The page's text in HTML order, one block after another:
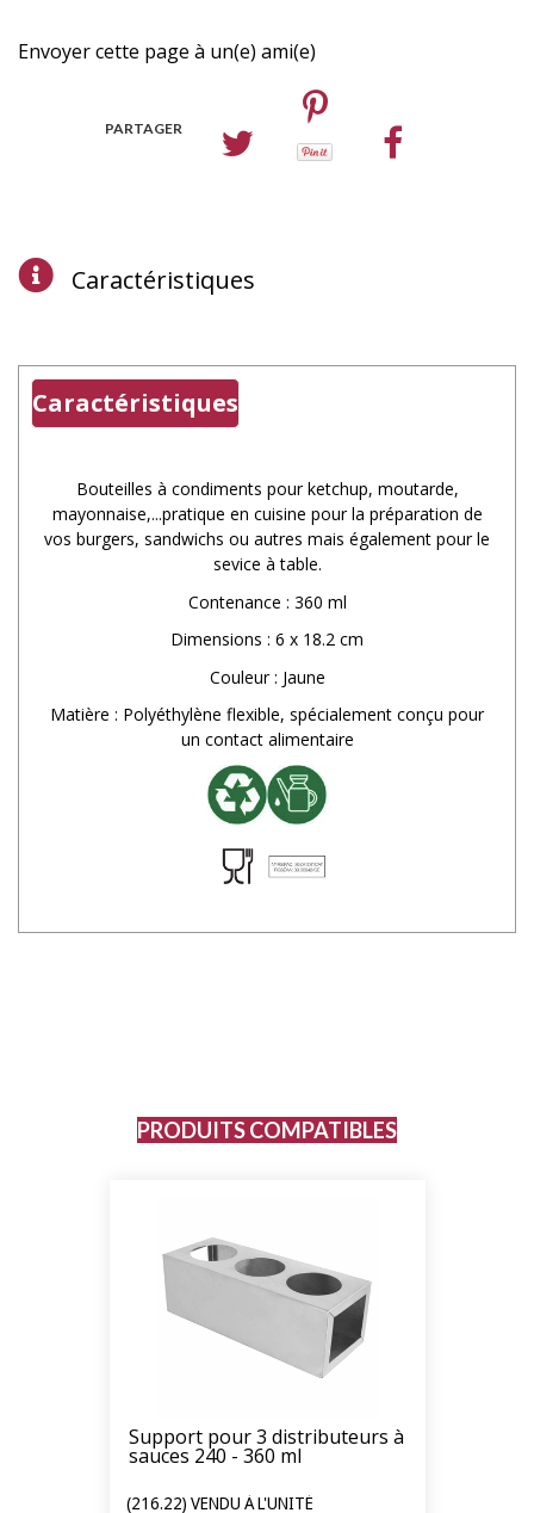
Envoyer cette page à un(e) ami(e)
PARTAGER
Caractéristiques
Caractéristiques
Bouteilles à condiments pour ketchup, moutarde,
mayonnaise,...pratique en cuisine pour la préparation de
vos burgers, sandwichs ou autres mais également pour le
sevice à table.
Contenance : 360 ml
Dimensions : 6 x 18.2 cm
Couleur : Jaune
Matière : Polyéthylène flexible, spécialement conçu pour
un contact alimentaire
PRODUITS COMPATIBLES
Support pour 3 distributeurs à
sauces 240 - 360 ml
(216.22) VENDU À L'UNITÉ